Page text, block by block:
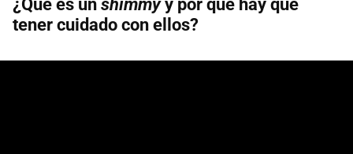
¿Qué es un shimmyy por qué hay que
tener cuidado con ellos?